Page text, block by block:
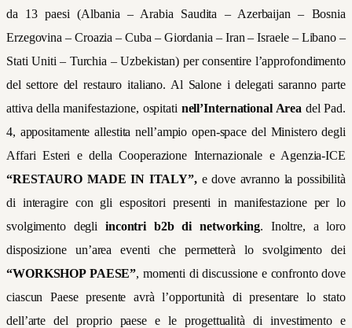
da 13 paesi (Albania – Arabia Saudita – Azerbaijan – Bosnia
Erzegovina – Croazia – Cuba – Giordania – Iran – Israele – Libano –
Stati Uniti – Turchia – Uzbekistan) per consentire l’approfondimento
del settore del restauro italiano. Al Salone i delegati saranno parte
attiva della manifestazione, ospitati nell’International Area del Pad.
4, appositamente allestita nell’ampio open-space del Ministero degli
Affari Esteri e della Cooperazione Internazionale e Agenzia-ICE
“RESTAURO MADE IN ITALY”,e dove avranno la possibilità
di interagire con gli espositori presenti in manifestazione per lo
svolgimento degli incontri b2b di networking. Inoltre, a loro
disposizione un’area eventi che permetterà lo svolgimento dei
“WORKSHOP PAESE”, momenti di discussione e confronto dove
ciascun Paese presente avrà l’opportunità di presentare lo stato
dell’arte del proprio paese e le progettualità di investimento e